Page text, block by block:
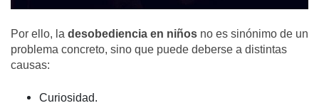
Por ello, la desobediencia en niños no es sinónimo de un
problema concreto, sino que puede deberse a distintas
causas:
Curiosidad.